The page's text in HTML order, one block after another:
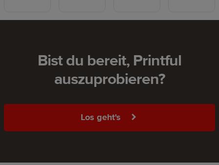
Bist du bereit, Printful
auszuprobieren?
Los geht's